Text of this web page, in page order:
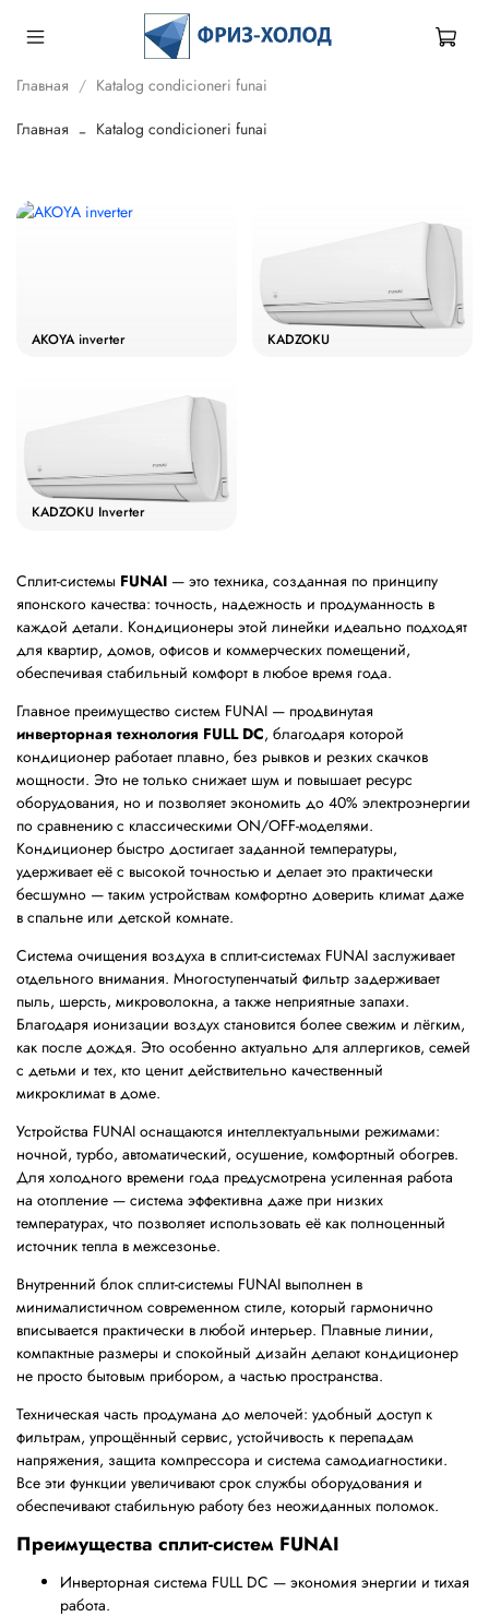
Главная Katalog condicioneri funai
Главная Katalog condicioneri funai
AKOYA inverter KADZOKU
KADZOKU Inverter
Сплит-системы FUNAI — это техника, созданная по принципу
японского качества: точность, надежность и продуманность в
каждой детали. Кондиционеры этой линейки идеально подходят
для квартир, домов, офисов и коммерческих помещений,
обеспечивая стабильный комфорт в любое время года.
Главное преимущество систем FUNAI — продвинутая
инверторная технология FULL DC, благодаря которой
кондиционер работает плавно, без рывков и резких скачков
мощности. Это не только снижает шум и повышает ресурс
оборудования, но и позволяет экономить до 40% электроэнергии
по сравнению с классическими ON/OFF-моделями.
Кондиционер быстро достигает заданной температуры,
удерживает её с высокой точностью и делает это практически
бесшумно — таким устройствам комфортно доверить климат даже
в спальне или детской комнате.
Система очищения воздуха в сплит-системах FUNAI заслуживает
отдельного внимания. Многоступенчатый фильтр задерживает
пыль, шерсть, микроволокна, а также неприятные запахи.
Благодаря ионизации воздух становится более свежим и лёгким,
как после дождя. Это особенно актуально для аллергиков, семей
с детьми и тех, кто ценит действительно качественный
микроклимат в доме.
Устройства FUNAI оснащаются интеллектуальными режимами:
ночной, турбо, автоматический, осушение, комфортный обогрев.
Для холодного времени года предусмотрена усиленная работа
на отопление — система эффективна даже при низких
температурах, что позволяет использовать её как полноценный
источник тепла в межсезонье.
Внутренний блок сплит-системы FUNAI выполнен в
минималистичном современном стиле, который гармонично
вписывается практически в любой интерьер. Плавные линии,
компактные размеры и спокойный дизайн делают кондиционер
не просто бытовым прибором, а частью пространства.
Техническая часть продумана до мелочей: удобный доступ к
фильтрам, упрощённый сервис, устойчивость к перепадам
напряжения, защита компрессора и система самодиагностики.
Все эти функции увеличивают срок службы оборудования и
обеспечивают стабильную работу без неожиданных поломок.
Преимущества сплит-систем FUNAI
Инверторная система FULL DC — экономия энергии и тихая
работа.